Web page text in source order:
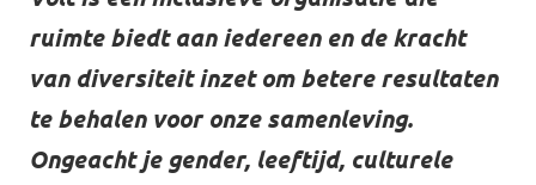
ruimte biedt aan iedereen en de kracht
van diversiteit inzet om betere resultaten
te behalen voor onze samenleving.
Ongeacht je gender, leeftijd, culturele